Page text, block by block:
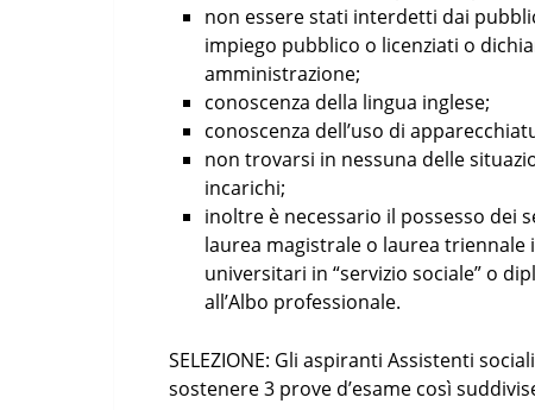
non essere stati interdetti dai
impiego pubblico o licenziati o
amministrazione;
conoscenza della lingua inglese;
conoscenza dell’uso di
non trovarsi in nessuna delle
incarichi;
inoltre è necessario il possesso dei
laurea magistrale o laurea triennale
universitari in “servizio sociale” o
all’Albo professionale.
SELEZIONE: Gli aspiranti Assistenti
sostenere 3 prove d’esame così